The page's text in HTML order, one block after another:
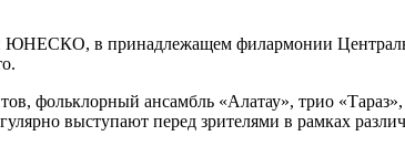
ЮНЕСКО, в принадлежащем филармонии
фольклорный ансамбль «Алатау», трио
выступают перед зрителями в рамках